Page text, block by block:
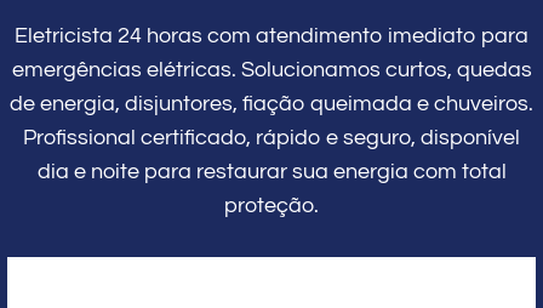
Eletricista 24 horas com atendimento imediato para
emergências elétricas. Solucionamos curtos, quedas
de energia, disjuntores, fiação queimada e chuveiros.
Profissional certificado, rápido e seguro, disponível
dia e noite para restaurar sua energia com total
proteção.